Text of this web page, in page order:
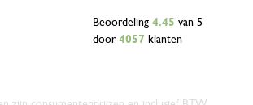
Beoordeling 4.45 van 5
door 4057 klanten